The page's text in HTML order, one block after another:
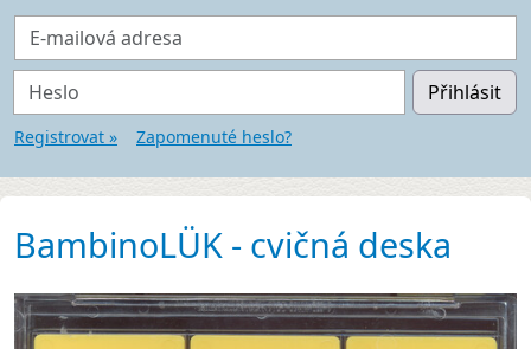
E-mailová adresa
Heslo Přihlásit
Registrovat » Zapomenuté heslo?
BambinoLÜK - cvičná deska